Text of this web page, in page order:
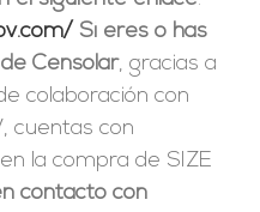
Si eres o has
Censolar, gracias a
colaboración con
cuentas con
la compra de SIZE
contacto con